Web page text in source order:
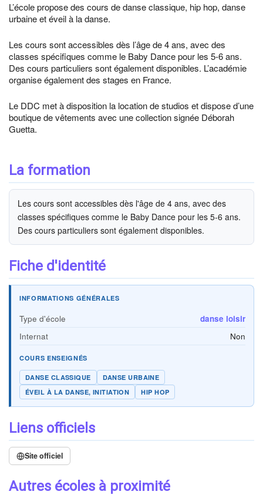
L’école propose des cours de danse classique, hip hop, danse
urbaine et éveil à la danse.
Les cours sont accessibles dès l’âge de 4 ans, avec des
classes spécifiques comme le Baby Dance pour les 5-6 ans.
Des cours particuliers sont également disponibles. L’académie
organise également des stages en France.
Le DDC met à disposition la location de studios et dispose d’une
boutique de vêtements avec une collection signée Déborah
Guetta.
La formation
Les cours sont accessibles dès l'âge de 4 ans, avec des
classes spécifiques comme le Baby Dance pour les 5-6 ans.
Des cours particuliers sont également disponibles.
Fiche d'identité
INFORMATIONS GÉNÉRALES
Type d'école
danse loisir
Internat
Non
COURS ENSEIGNÉS
DANSE CLASSIQUE
DANSE URBAINE
ÉVEIL À LA DANSE, INITIATION
HIP HOP
Liens officiels
Site officiel
Autres écoles à proximité